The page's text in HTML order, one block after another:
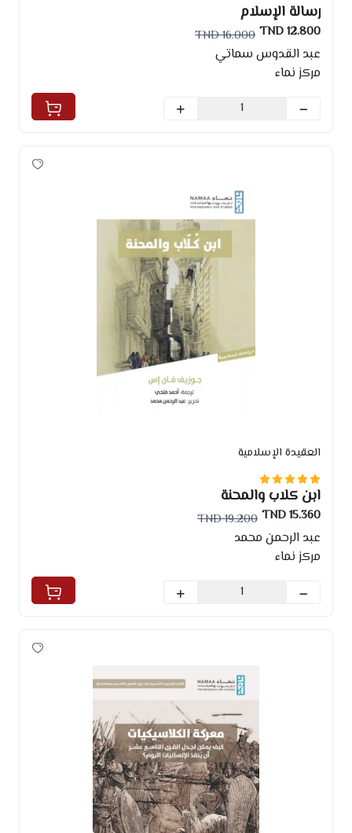
رسالة الإسلام
12.800 TND
16.000 TND
عبد القدوس سماتي
مركز نماء
العقيدة الإسلامية
ابن كلاب والمحنة
15.360 TND
19.200 TND
عبد الرحمن محمد
مركز نماء